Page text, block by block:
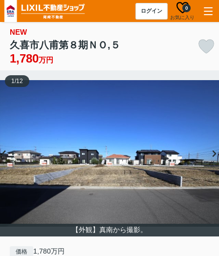
ログイン
お気に入り
0
NEW
久喜市八甫第８期ＮＯ,５
1,780万円
【外観】真南から撮影。
1/12
価格 1,780万円